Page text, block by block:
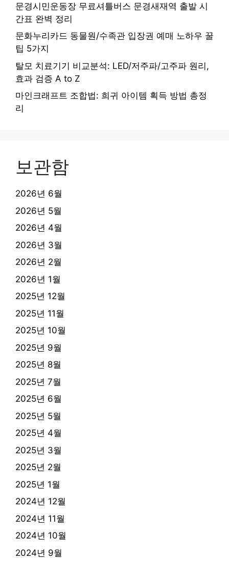
문경시민운동장 무료셔틀버스 문경새재역 출발 시
간표 완벽 정리
문화누리카드 동물원/수족관 입장권 예매 노하우 꿀
팁 5가지
탈모 치료기기 비교분석: LED/저주파/고주파 원리,
효과 검증 A to Z
마인크래프트 조합법: 희귀 아이템 획득 방법 총정
리
보관함
2026년 6월
2026년 5월
2026년 4월
2026년 3월
2026년 2월
2026년 1월
2025년 12월
2025년 11월
2025년 10월
2025년 9월
2025년 8월
2025년 7월
2025년 6월
2025년 5월
2025년 4월
2025년 3월
2025년 2월
2025년 1월
2024년 12월
2024년 11월
2024년 10월
2024년 9월